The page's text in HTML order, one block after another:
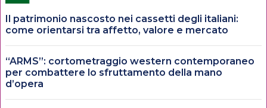
Il patrimonio nascosto nei cassetti degli italiani:
come orientarsi tra affetto, valore e mercato
“ARMS”: cortometraggio western contemporaneo
per combattere lo sfruttamento della mano
d’opera